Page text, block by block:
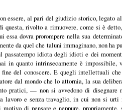
essere, al pari del giudizio storico, legato
questa, rivolto a rimuovere, come si è
essa dovra prorompere nella sua
da quel che taluni immagi­nano, non ha
passatempo idiota degli idioti e dei
in quanto intrinsecamente è impossibile,
del conoscere. E quegli intellettuali che
dal mondo che lo attornia, la sua
pratici, — non si avvedono di disegnare
lavoro e senza travaglio, in cui non si urti
di pensare e neppure,